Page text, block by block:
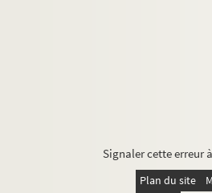
Signaler cette erreur
Plan du site